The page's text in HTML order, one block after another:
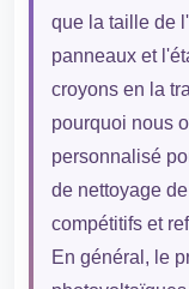
que la taille de
panneaux et
croyons en la
pourquoi nous
personnalisé
de nettoyage
compétitifs et
En général, le